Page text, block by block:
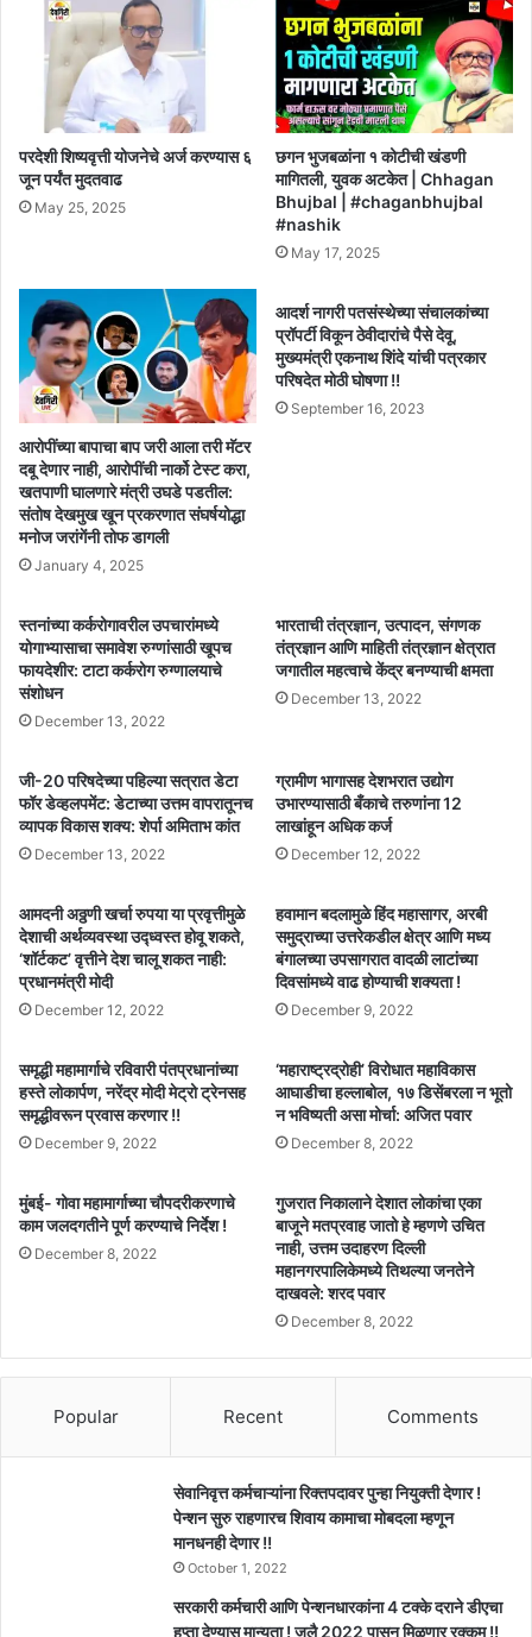
परदेशी शिष्यवृत्ती योजनेचे अर्ज करण्यास ६
जून पर्यंत मुदतवाढ
May 25, 2025
छगन भुजबळांना १ कोटीची खंडणी
मागितली, युवक अटकेत | Chhagan
Bhujbal | #chaganbhujbal
#nashik
May 17, 2025
आरोपींच्या बापाचा बाप जरी आला तरी मॅटर
दबू देणार नाही, आरोपींची नार्को टेस्ट करा,
खतपाणी घालणारे मंत्री उघडे पडतील:
संतोष देखमुख खून प्रकरणात संघर्षयोद्धा
मनोज जरांगेंनी तोफ डागली
January 4, 2025
आदर्श नागरी पतसंस्थेच्या संचालकांच्या
प्रॉपर्टी विकून ठेवीदारांचे पैसे देवू,
मुख्यमंत्री एकनाथ शिंदे यांची पत्रकार
परिषदेत मोठी घोषणा !!
September 16, 2023
स्तनांच्या कर्करोगावरील उपचारांमध्ये
योगाभ्यासाचा समावेश रुग्णांसाठी खूपच
फायदेशीर: टाटा कर्करोग रुग्णालयाचे
संशोधन
December 13, 2022
भारताची तंत्रज्ञान, उत्पादन, संगणक
तंत्रज्ञान आणि माहिती तंत्रज्ञान क्षेत्रात
जगातील महत्वाचे केंद्र बनण्याची क्षमता
December 13, 2022
जी-20 परिषदेच्या पहिल्या सत्रात डेटा
फॉर डेव्हलपमेंट: डेटाच्या उत्तम वापरातूनच
व्यापक विकास शक्य: शेर्पा अमिताभ कांत
December 13, 2022
ग्रामीण भागासह देशभरात उद्योग
उभारण्यासाठी बँकाचे तरुणांना 12
लाखांहून अधिक कर्ज
December 12, 2022
आमदनी अठ्ठणी खर्चा रुपया या प्रवृत्तीमुळे
देशाची अर्थव्यवस्था उद्ध्वस्त होवू शकते,
‘शॉर्टकट’ वृत्तीने देश चालू शकत नाही:
प्रधानमंत्री मोदी
December 12, 2022
हवामान बदलामुळे हिंद महासागर, अरबी
समुद्राच्या उत्तरेकडील क्षेत्र आणि मध्य
बंगालच्या उपसागरात वादळी लाटांच्या
दिवसांमध्ये वाढ होण्याची शक्यता !
December 9, 2022
समृद्धी महामार्गाचे रविवारी पंतप्रधानांच्या
हस्ते लोकार्पण, नरेंद्र मोदी मेट्रो ट्रेनसह
समृद्धीवरून प्रवास करणार !!
December 9, 2022
‘महाराष्ट्रद्रोही’ विरोधात महाविकास
आघाडीचा हल्लाबोल, १७ डिसेंबरला न भूतो
न भविष्यती असा मोर्चा: अजित पवार
December 8, 2022
मुंबई- गोवा महामार्गाच्या चौपदरीकरणाचे
काम जलदगतीने पूर्ण करण्याचे निर्देश !
December 8, 2022
गुजरात निकालाने देशात लोकांचा एका
बाजूने मतप्रवाह जातो हे म्हणणे उचित
नाही, उत्तम उदाहरण दिल्ली
महानगरपालिकेमध्ये तिथल्या जनतेने
दाखवले: शरद पवार
December 8, 2022
Popular Recent Comments
सेवानिवृत्त कर्मचाऱ्यांना रिक्तपदावर पुन्हा नियुक्ती देणार !
पेन्शन सुरु राहणारच शिवाय कामाचा मोबदला म्हणून
मानधनही देणार !!
October 1, 2022
सरकारी कर्मचारी आणि पेन्शनधारकांना 4 टक्के दराने डीएचा
हप्ता देण्यास मान्यता ! जुलै 2022 पासून मिळणार रक्कम !!